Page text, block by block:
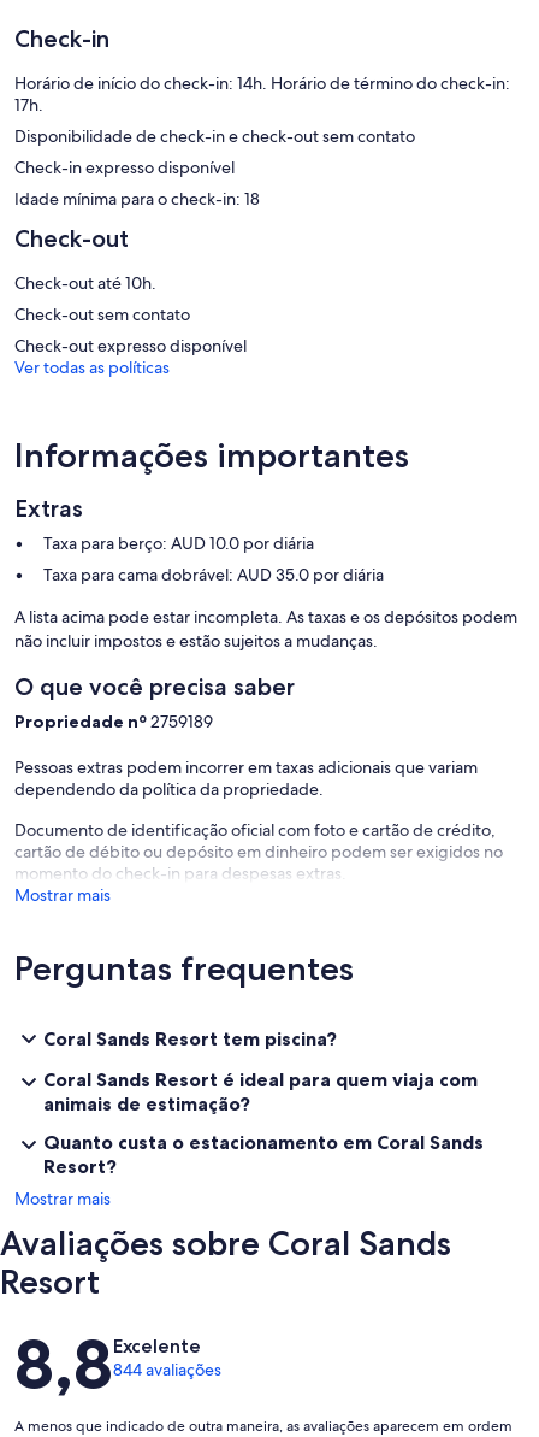
Este apart-hotel em Cairns dispõe de Wi-Fi grátis, com velocidade
digitais. Os quartos também apresentam cafeteiras/chaleiras e
ferros/tábuas de passar roupa. O serviço de limpeza é fornecido
semanalmente.
As instalações recreativas oferecidas por apart-hotel incluem uma
piscina externa.
Check-in
Horário de início do check-in: 14h. Horário de término do check-in:
17h.
Disponibilidade de check-in e check-out sem contato
Check-in expresso disponível
Idade mínima para o check-in: 18
Check-out
Check-out até 10h.
Check-out sem contato
Check-out expresso disponível
Ver todas as políticas
Informações importantes
Extras
Taxa para berço: AUD 10.0 por diária
Taxa para cama dobrável: AUD 35.0 por diária
A lista acima pode estar incompleta. As taxas e os depósitos podem
não incluir impostos e estão sujeitos a mudanças.
O que você precisa saber
Propriedade nº2759189
Pessoas extras podem incorrer em taxas adicionais que variam
dependendo da política da propriedade.
Documento de identificação oficial com foto e cartão de crédito,
cartão de débito ou depósito em dinheiro podem ser exigidos no
momento do check-in para despesas extras.
Mostrar mais
Perguntas frequentes
Coral Sands Resort tem piscina?
Coral Sands Resort é ideal para quem viaja com
animais de estimação?
Quanto custa o estacionamento em Coral Sands
Resort?
Mostrar mais
Avaliações sobre Coral Sands
Resort
Avaliações
8,8Excelente
844 avaliações
A menos que indicado de outra maneira, as avaliações aparecem em ordem